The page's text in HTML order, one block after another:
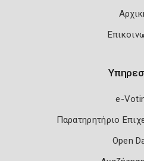
e-
Παρατηρητήριο
Open